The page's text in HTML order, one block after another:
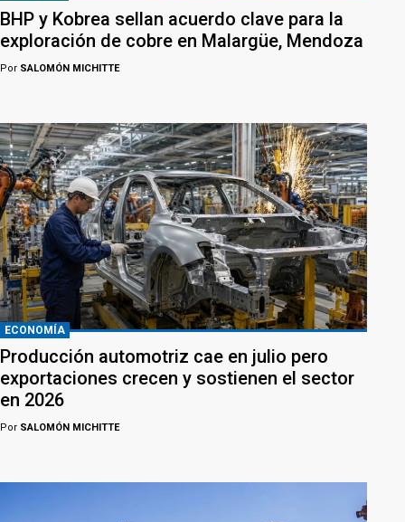
BHP y Kobrea sellan acuerdo clave para la
exploración de cobre en Malargüe, Mendoza
Por SALOMÓN MICHITTE
ECONOMÍA
Producción automotriz cae en julio pero
exportaciones crecen y sostienen el sector
en 2026
Por SALOMÓN MICHITTE